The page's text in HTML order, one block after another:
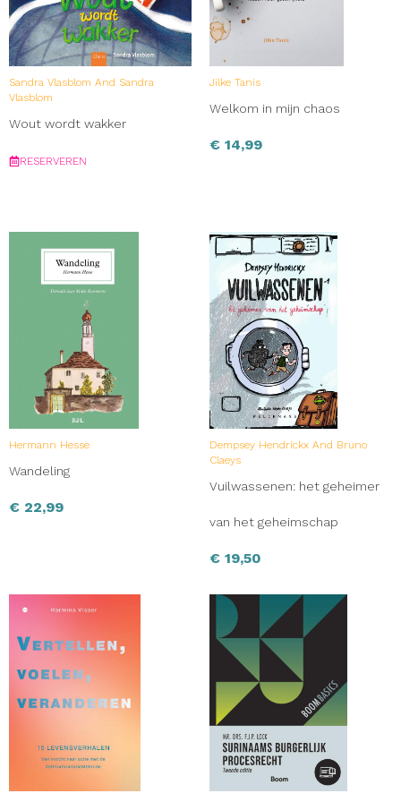
Sandra Vlasblom And Sandra
Vlasblom
Wout wordt wakker
RESERVEREN
Jilke Tanis
Welkom in mijn chaos
€ 14,99
Hermann Hesse
Wandeling
€ 22,99
Dempsey Hendrickx And Bruno
Claeys
Vuilwassenen: het geheimer
van het geheimschap
€ 19,50